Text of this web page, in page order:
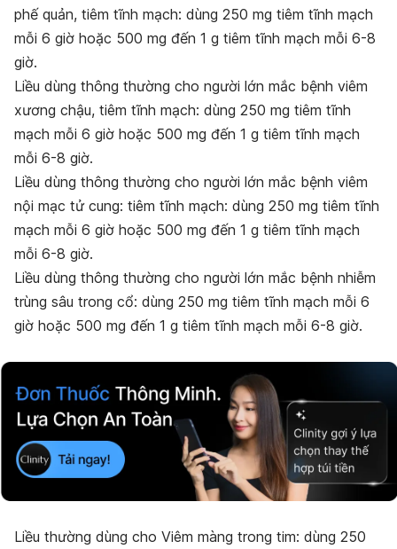
phếquản, tiêm tĩnh mạch: dùng 250 mg tiêm tĩnh mạch
mỗi 6 giờ hoặc 500 mg đến 1 g tiêm tĩnh mạch mỗi 6-8
giờ.
Liều dùng thông thường cho người lớn mắc bệnh viêm
xương chậu, tiêm tĩnh mạch: dùng 250 mg tiêm tĩnh
mạch mỗi 6 giờ hoặc 500 mg đến 1 g tiêm tĩnh mạch
mỗi 6-8 giờ.
Liều dùng thông thường cho người lớn mắc bệnh viêm
nội mạc tửcung: tiêm tĩnh mạch: dùng 250 mg tiêm tĩnh
mạch mỗi 6 giờ hoặc 500 mg đến 1 g tiêm tĩnh mạch
mỗi 6-8 giờ.
Liều dùng thông thường cho người lớn mắc bệnh nhiễm
trùng sâu trong cổ: dùng 250 mg tiêm tĩnh mạch mỗi 6
giờ hoặc 500 mg đến 1 g tiêm tĩnh mạch mỗi 6-8 giờ.
Liều thường dùng cho Viêm màng trong tim: dùng 250